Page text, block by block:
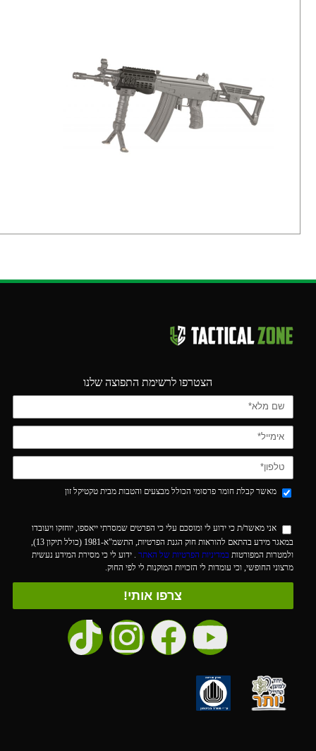
הצטרפו לרשימת התפוצה שלנו
מאשר קבלת חומר פרסומי הכולל מבצעים והטבות מבית טקטיקל זון
אני מאשר/ת כי ידוע לי ומוסכם עלי כי הפרטים שמסרתי ייאספו, יוחזקו ויעובדו
במאגר מידע בהתאם להוראות חוק הגנת הפרטיות, התשמ"א-1981 (כולל תיקון 13),
ולמטרות המפורטות במדיניות הפרטיות של האתר
. ידוע לי כי מסירת המידע נעשית
מרצוני החופשי, וכי עומדות לי הזכויות המוקנות לי לפי החוק.
צרפו אותי!